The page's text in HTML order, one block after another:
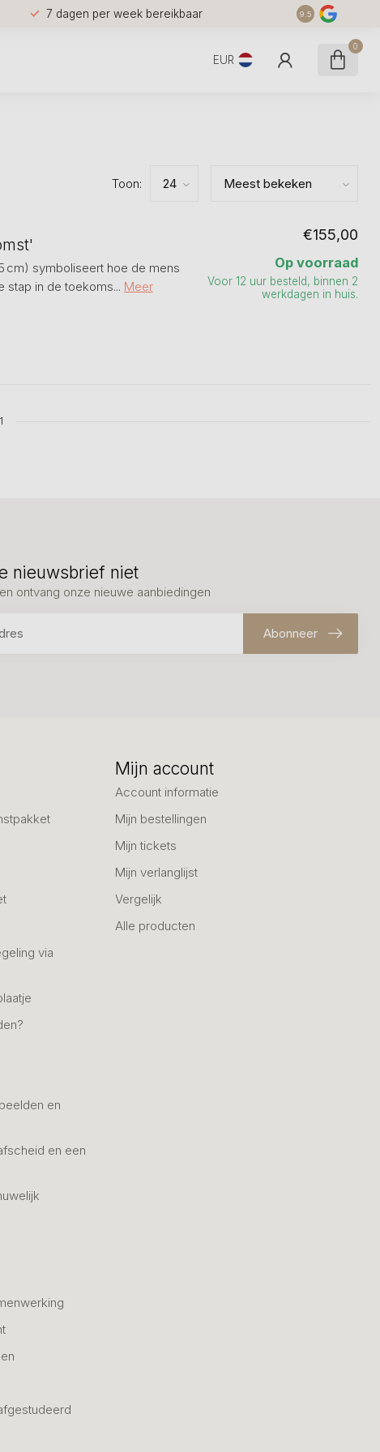
7 dagen per week bereikbaar 9.5
EUR
0
Toon:
cm) symboliseert hoe de mens
stap in de toekoms... Meer
€155,00
Op voorraad
Voor 12 uur besteld, binnen 2
werkdagen in huis.
nieuwsbrief niet
ontvang onze nieuwe aanbiedingen
Abonneer
via
en
en een
Mijn account
Account informatie
Mijn bestellingen
Mijn tickets
Mijn verlanglijst
Vergelijk
Alle producten